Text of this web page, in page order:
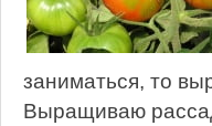
заниматься, то
Выращиваю